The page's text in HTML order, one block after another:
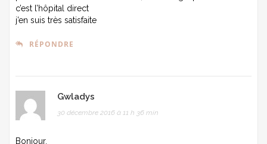
c’est l’hôpital direct
j’en suis très satisfaite
RÉPONDRE
Gwladys
30 décembre 2016 à 11 h 36 min
Bonjour,